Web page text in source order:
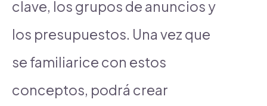
clave, los grupos de anuncios y
los presupuestos. Una vez que
se familiarice con estos
conceptos, podrá crear